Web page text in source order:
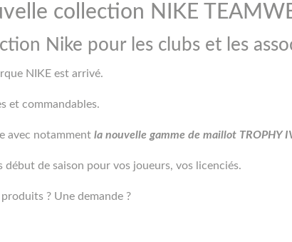
collection NIKE
Nike pour les clubs et les
NIKE est arrivé.
et commandables.
avec notamment la nouvelle gamme de maillot TROPHY
de saison pour vos joueurs, vos licenciés.
? Une demande ?